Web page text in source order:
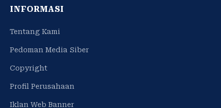
INFORMASI
Tentang Kami
Pedoman Media Siber
Copyright
Profil Perusahaan
Iklan Web Banner